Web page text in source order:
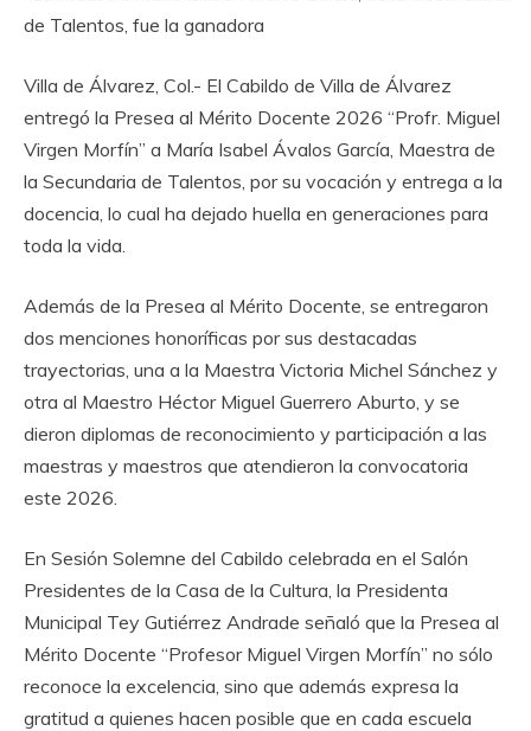
de Talentos, fue la ganadora
‎Villa de Álvarez, Col.- El Cabildo de Villa de Álvarez
entregó la Presea al Mérito Docente 2026 “Profr. Miguel
Virgen Morfín” a María Isabel Ávalos García, Maestra de
la Secundaria de Talentos, por su vocación y entrega a la
docencia, lo cual ha dejado huella en generaciones para
toda la vida.
‎Además de la Presea al Mérito Docente, se entregaron
dos menciones honoríficas por sus destacadas
trayectorias, una a la Maestra Victoria Michel Sánchez y
otra al Maestro Héctor Miguel Guerrero Aburto, y se
dieron diplomas de reconocimiento y participación a las
maestras y maestros que atendieron la convocatoria
este 2026.
‎En Sesión Solemne del Cabildo celebrada en el Salón
Presidentes de la Casa de la Cultura, la Presidenta
Municipal Tey Gutiérrez Andrade señaló que la Presea al
Mérito Docente “Profesor Miguel Virgen Morfín” no sólo
reconoce la excelencia, sino que además expresa la
gratitud a quienes hacen posible que en cada escuela